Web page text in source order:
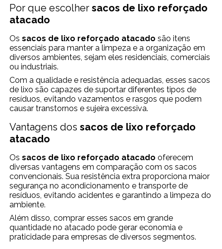
Por que escolhersacos de lixo reforçado
atacado
Ossacos de lixo reforçado atacado são itens
essenciais para manter a limpeza e a organização em
diversos ambientes, sejam eles residenciais, comerciais
ou industriais.
Com a qualidade e resistência adequadas, esses sacos
de lixo são capazes de suportar diferentes tipos de
resíduos, evitando vazamentos e rasgos que podem
causar transtornos e sujeira excessiva.
Vantagens dossacos de lixo reforçado
atacado
Ossacos de lixo reforçado atacado oferecem
diversas vantagens em comparação com os sacos
convencionais. Sua resistência extra proporciona maior
segurança no acondicionamento e transporte de
resíduos, evitando acidentes e garantindo a limpeza do
ambiente.
Além disso, comprar esses sacos em grande
quantidade no atacado pode gerar economia e
praticidade para empresas de diversos segmentos.